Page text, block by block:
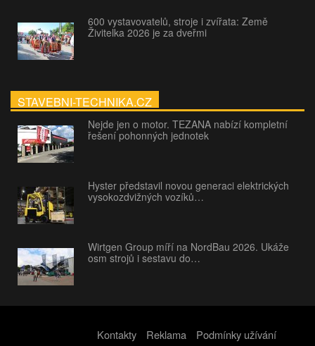
600 vystavovatelů, stroje i zvířata: Země
Živitelka 2026 je za dveřmi
STAVEBNI-TECHNIKA.CZ
Nejde jen o motor. TEZANA nabízí kompletní
řešení pohonných jednotek
Hyster představil novou generaci elektrických
vysokozdvižných vozíků…
Wirtgen Group míří na NordBau 2026. Ukáže
osm strojů i sestavu do…
Kontakty Reklama
Podmínky užívání